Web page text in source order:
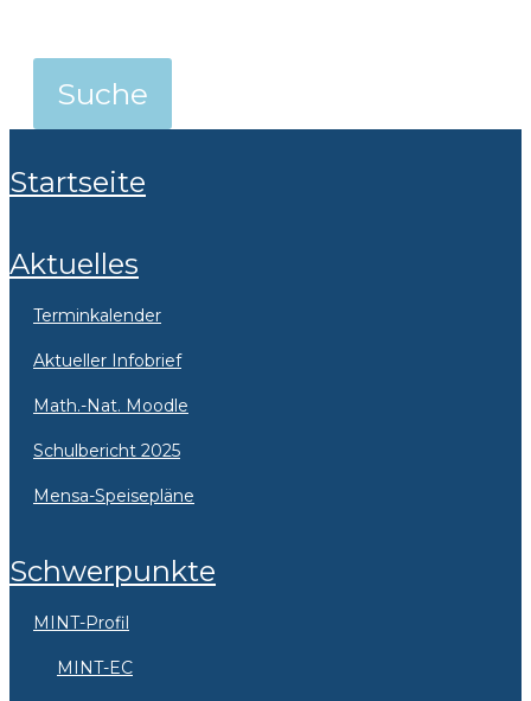
Startseite
Aktuelles
Terminkalender
Aktueller Infobrief
Math.-Nat. Moodle
Schulbericht 2025
Mensa-Speisepläne
Schwerpunkte
MINT-Profil
MINT-EC